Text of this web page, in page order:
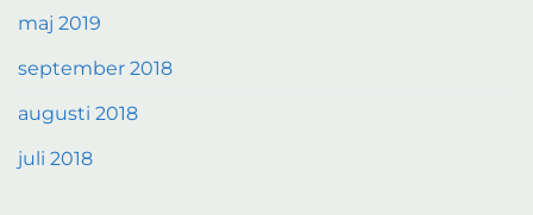
maj 2019
september 2018
augusti 2018
juli 2018